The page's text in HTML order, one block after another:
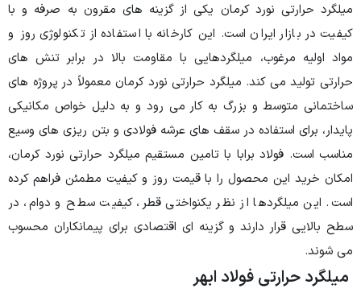
میلگرد حرارتی نورد کرمان یکی از گزینه های مقرون به صرفه و با
کیفیت در بازار ایران است. این کارخانه با استفاده از تکنولوژی روز و
مواد اولیه مرغوب، میلگردهایی با مقاومت بالا در برابر تنش های
حرارتی تولید می کند. میلگرد حرارتی نورد کرمان معمولاً در پروژه های
ساختمانی متوسط و بزرگ به کار می رود و به دلیل خواص مکانیکی
پایدار، برای استفاده در سقف های عرشه فولادی و بتن ریزی های وسیع
مناسب است. فولاد برابا با تامین مستقیم میلگرد حرارتی نورد کرمان،
امکان خرید این محصول را با قیمت روز و کیفیت مطمئن فراهم کرده
است. این میلگردها از نظر یکنواختی قطر، کیفیت سطح و دوام، در
سطح بالایی قرار دارند و گزینه ای اقتصادی برای پیمانکاران محسوب
می شوند.
میلگرد حرارتی فولاد ابهر